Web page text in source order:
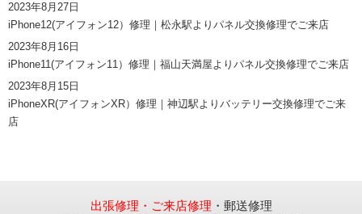
2023年8月27日
iPhone12(アイフォン12）修理｜松永駅よりパネル交換修理でご来店
2023年8月16日
iPhone11(アイフォン11）修理｜福山天満屋よりパネル交換修理でご来店
2023年8月15日
iPhoneXR(アイフォンXR）修理｜神辺駅よりバッテリー交換修理でご来
店
出張修理・ご来店修理 ・郵送修理